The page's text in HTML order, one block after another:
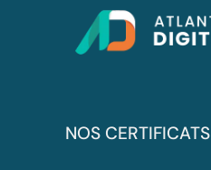
NOS CERTIFICATS